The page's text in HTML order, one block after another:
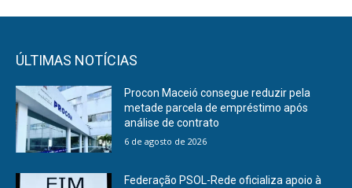
ÚLTIMAS NOTÍCIAS
Procon Maceió consegue reduzir pela
metade parcela de empréstimo após
análise de contrato
6 de agosto de 2026
Federação PSOL-Rede oficializa apoio à